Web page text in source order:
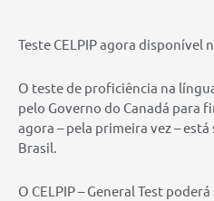
Teste CELPIP agora disponível
O teste de proficiência na
pelo Governo do Canadá para
agora – pela primeira vez –
Brasil.
O CELPIP – General Test